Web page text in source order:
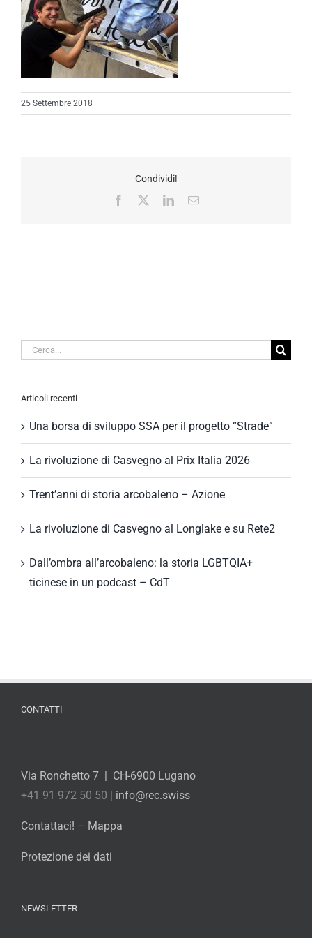
25 Settembre 2018
Condividi!
Facebook
LinkedInEmail
Cerca
Articoli recenti
Una borsa di sviluppo SSA per il progetto “Strade”
La rivoluzione di Casvegno al Prix Italia 2026
Trent’anni di storia arcobaleno – Azione
La rivoluzione di Casvegno al Longlake e su Rete2
Dall’ombra all’arcobaleno: la storia LGBTQIA+
ticinese in un podcast – CdT
CONTATTI
Via Ronchetto 7 | CH-6900 Lugano
+41 91 972 50 50 | info@rec.swiss
Contattaci! – Mappa
Protezione dei dati
NEWSLETTER